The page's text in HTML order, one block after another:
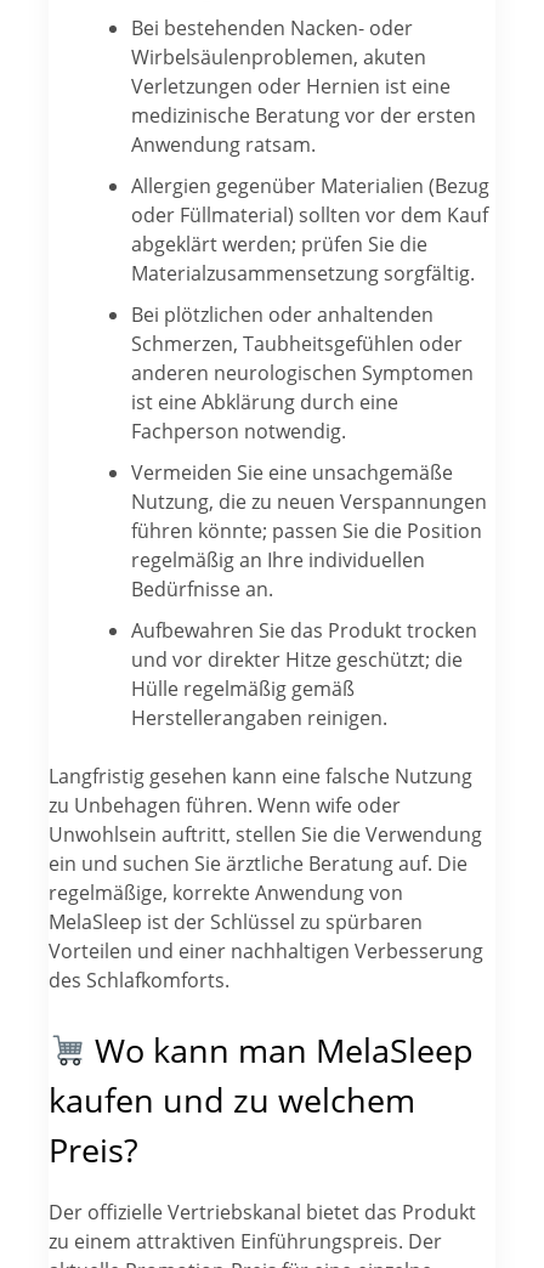
Bei bestehenden Nacken- oder
Wirbelsäulenproblemen, akuten
Verletzungen oder Hernien ist eine
medizinische Beratung vor der ersten
Anwendung ratsam.
Allergien gegenüber Materialien (Bezug
oder Füllmaterial) sollten vor dem Kauf
abgeklärt werden; prüfen Sie die
Materialzusammensetzung sorgfältig.
Bei plötzlichen oder anhaltenden
Schmerzen, Taubheitsgefühlen oder
anderen neurologischen Symptomen
ist eine Abklärung durch eine
Fachperson notwendig.
Vermeiden Sie eine unsachgemäße
Nutzung, die zu neuen Verspannungen
führen könnte; passen Sie die Position
regelmäßig an Ihre individuellen
Bedürfnisse an.
Aufbewahren Sie das Produkt trocken
und vor direkter Hitze geschützt; die
Hülle regelmäßig gemäß
Herstellerangaben reinigen.
Langfristig gesehen kann eine falsche Nutzung
zu Unbehagen führen. Wenn wife oder
Unwohlsein auftritt, stellen Sie die Verwendung
ein und suchen Sie ärztliche Beratung auf. Die
regelmäßige, korrekte Anwendung von
MelaSleep ist der Schlüssel zu spürbaren
Vorteilen und einer nachhaltigen Verbesserung
des Schlafkomforts.
Wo kann man MelaSleep
kaufen und zu welchem
Preis?
Der offizielle Vertriebskanal bietet das Produkt
zu einem attraktiven Einführungspreis. Der